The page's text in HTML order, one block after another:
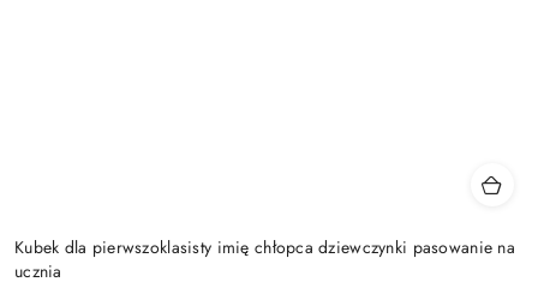
Kubek dla pierwszoklasisty imię chłopca dziewczynki pasowanie na
ucznia